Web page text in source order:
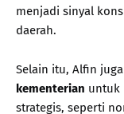
menjadi sinyal
daerah.
Selain itu, Alfin
kementerian untuk
strategis, seperti